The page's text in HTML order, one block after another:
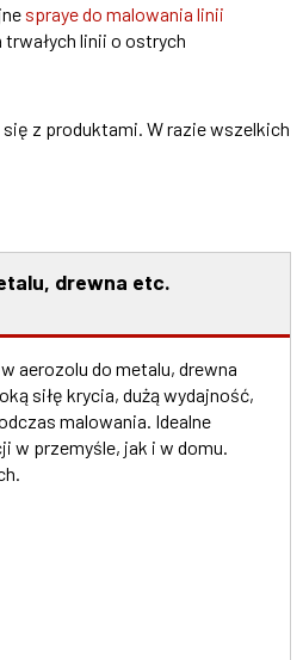
spraye do malowania linii
linii o ostrych
z produktami. W razie wszelkich
drewna etc.
aerozolu do metalu, drewna
siłę krycia, dużą wydajność,
malowania. Idealne
w przemyśle, jak i w domu.